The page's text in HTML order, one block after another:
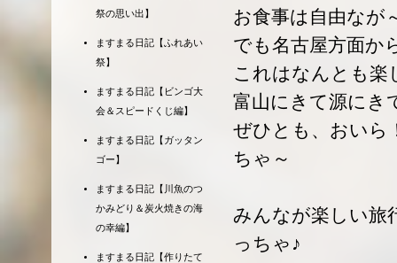
お食事は自由なが
でも名古屋方面か
これはなんとも楽
富山にきて源にき
ぜひとも、おいら
ちゃ～
みんなが楽しい旅
っちゃ♪
祭の思い出】
ますまる日記【ふれあい
祭】
ますまる日記【ビンゴ大
会＆スピードくじ編】
ますまる日記【ガッタン
ゴー】
ますまる日記【川魚のつ
かみどり＆炭火焼きの海
の幸編】
ますまる日記【作りたて